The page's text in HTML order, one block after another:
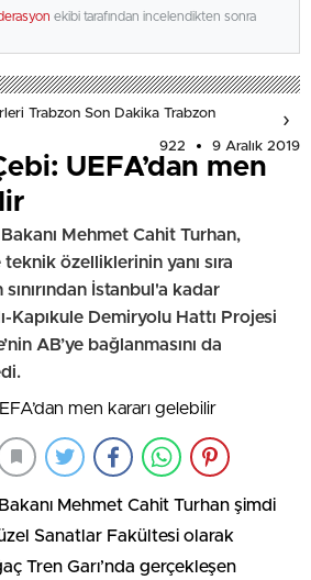
ekibi tarafından incelendikten sonra
Trabzon Son Dakika Trabzon
922 9 Aralık 2019
UEFA’dan men
Mehmet Cahit Turhan,
özelliklerinin yanı sıra
İstanbul'a kadar
Kapıkule Demiryolu Hattı Projesi
AB’ye bağlanmasını da
Mehmet Cahit Turhan şimdi
Sanatlar Fakültesi olarak
Tren Garı’nda gerçekleşen